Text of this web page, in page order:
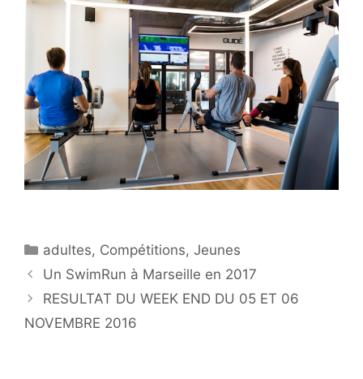
Catégories
adultes, Compétitions,Jeunes
Un SwimRun à Marseille en 2017
RESULTAT DU WEEK END DU 05 ET 06
NOVEMBRE 2016